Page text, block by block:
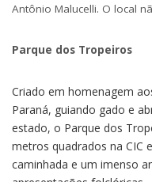
Antônio Malucelli. O local
Parque dos Tropeiros
Criado em homenagem
Paraná, guiando gado e
estado, o Parque dos
metros quadrados na CIC
caminhada e um imenso